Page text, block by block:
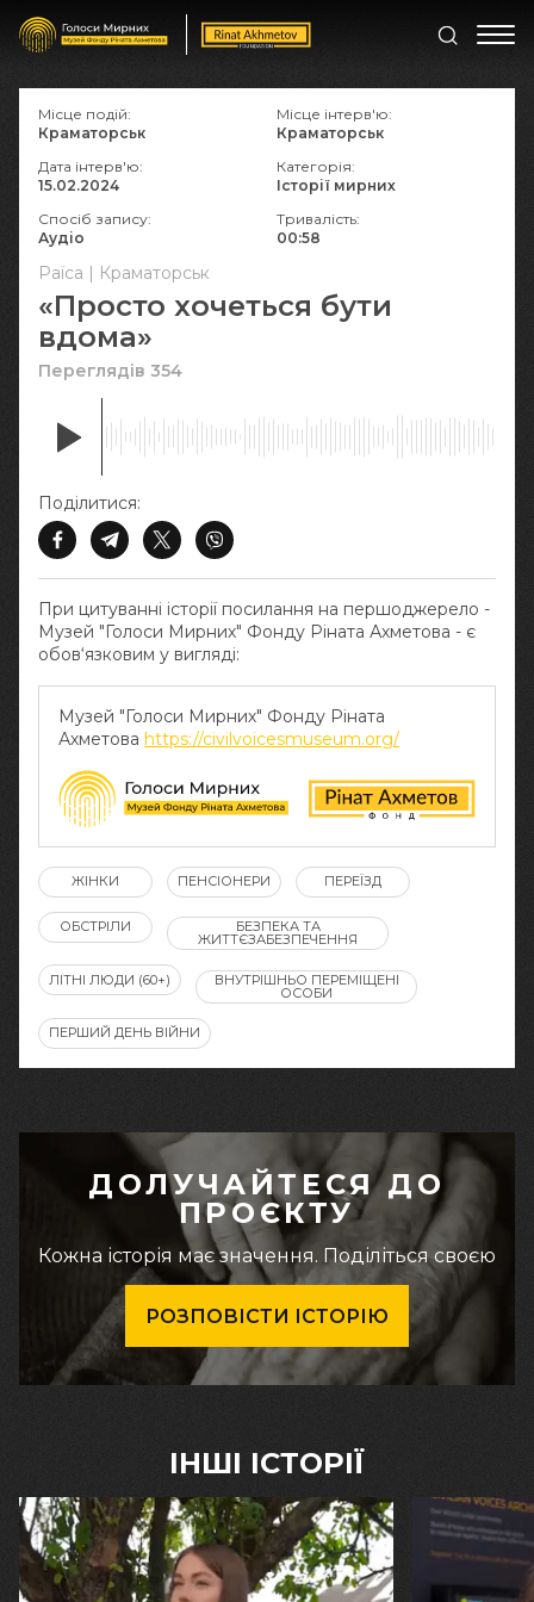
Раїса | Краматорськ
«Просто хочеться бути
вдома»
Переглядів 354
При цитуванні історії посилання на першоджерело -
Музей "Голоси Мирних" Фонду Ріната Ахметова - є
обов‘язковим у вигляді:
Музей "Голоси Мирних" Фонду Ріната
Ахметова https://civilvoicesmuseum.org/
Поділитися:
Місце подій:
Краматорськ
Місце інтерв'ю:
Краматорськ
Дата інтерв'ю:
15.02.2024
Категорія:
Історії мирних
Спосіб запису:
Аудіо
Тривалість:
00:58
ЖІНКИ ПЕНСІОНЕРИ ПЕРЕЇЗД
ОБСТРІЛИ БЕЗПЕКА ТА
ЖИТТЄЗАБЕЗПЕЧЕННЯ
ЛІТНІ ЛЮДИ (60+) ВНУТРІШНЬО ПЕРЕМІЩЕНІ
ОСОБИ
ПЕРШИЙ ДЕНЬ ВІЙНИ
ДОЛУЧАЙТЕСЯ ДО
ПРОЄКТУ
Кожна історія має значення. Поділіться своєю
РОЗПОВІСТИ ІСТОРІЮ
ІНШІ ІСТОРІЇ